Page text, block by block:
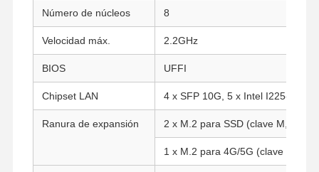
Número de núcleos 8
Velocidad máx. 2.2GHz
BIOS UFFI
Chipset LAN 4 x SFP 10G, 5 x Intel I225-V/
Ranura de expansión 2 x M.2 para SSD (clave M, tipo:
1 x M.2 para 4G/5G (clave B,